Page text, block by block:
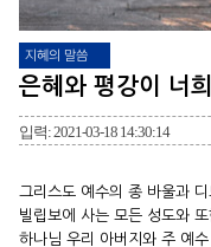
지혜의 말씀
은혜와 평강이 너
입력: 2021-03-18 14:30:14
그리스도 예수의 종 바울과
빌립보에 사는 모든 성도와
하나님 우리 아버지와 주 예수